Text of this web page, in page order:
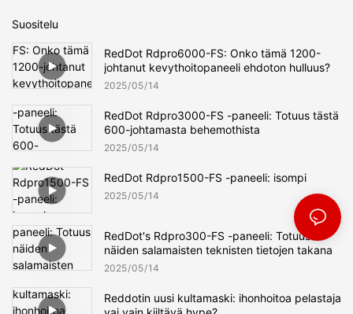
Suositelu
RedDot Rdpro6000-FS: Onko tämä 1200-
johtanut kevythoitopaneeli ehdoton hulluus?
2025 05 14
RedDot Rdpro3000-FS -paneeli: Totuus tästä
600-johtamasta behemothista
2025 05 14
RedDot Rdpro1500-FS -paneeli: isompi
2025 05 14
RedDot's Rdpro300-FS -paneeli: Totuus
näiden salamaisten teknisten tietojen takana
2025 05 14
Reddotin uusi kultamaski: ihonhoitoa pelastaja